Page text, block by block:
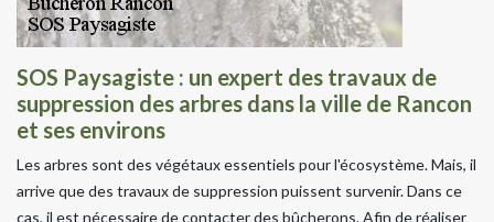
SOS Paysagiste : un expert des travaux de
suppression des arbres dans la ville de Rancon
et ses environs
Les arbres sont des végétaux essentiels pour l'écosystème. Mais, il
arrive que des travaux de suppression puissent survenir. Dans ce
cas, il est nécessaire de contacter des bûcherons. Afin de réaliser